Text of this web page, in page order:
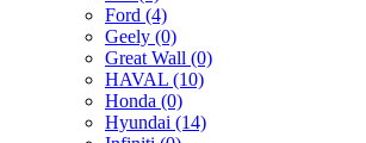
Ford (4)
Geely (0)
Great Wall (0)
HAVAL (10)
Honda (0)
Hyundai (14)